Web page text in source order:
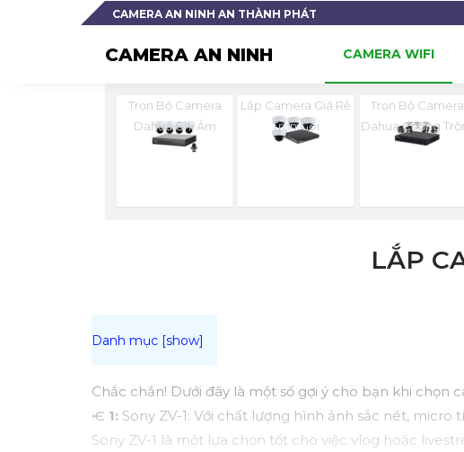
CAMERA AN NINH AN THÀNH PHÁT
CAMERA AN NINH CAMERA WIFI
Trọn Bộ Camera
Dahua Ghi Âm
Lắp Camera Giá Rẻ
Trọn Gói
Trọn Bộ Camera
Dahua Chống
LẮP
Chắc chắn! Dưới đây là một số gợi ý cho bạn khi chọn
⥺ 1: Sony ZV-1: Với chất lượng hình ảnh sắc nét,
Sony ZV-1 là một lựa chọn tốt cho việc vlog hoặc